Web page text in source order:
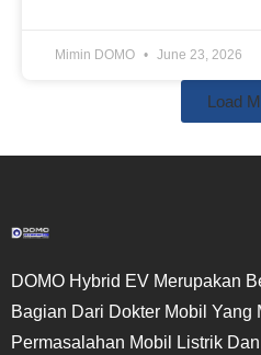
Mimin DOMO June 23, 2026
Load
DOMO Hybrid EV Merupakan
Bagian Dari Dokter Mobil Yang
Permasalahan Mobil Listrik